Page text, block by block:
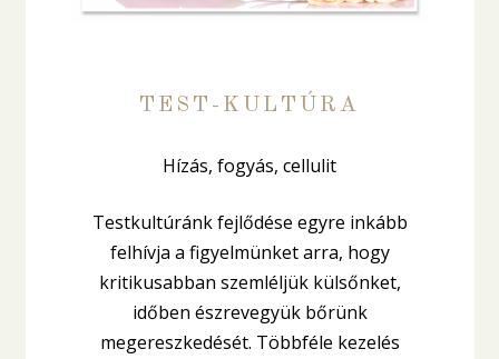
TEST-KULTÚRA
Hízás, fogyás, cellulit
Testkultúránk fejlődése egyre inkább
felhívja a figyelmünket arra, hogy
kritikusabban szemléljük külsőnket,
időben észrevegyük bőrünk
megereszkedését. Többféle kezelés